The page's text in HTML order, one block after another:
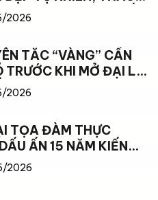
GIỚI HẠN THỜI TIẾT
2026
TẮC “VÀNG” CẦN
TRƯỚC KHI MỞ ĐẠI LÝ
PHÁ DOANH THU
2026
TỌA ĐÀM THỰC
ẤN 15 NĂM KIẾN
PHÁ CÙNG SƠN
2026